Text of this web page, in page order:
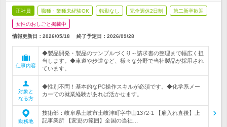
正社員 職種・業種未経験OK 転勤なし 完全週休2日制 第二新卒歓迎
女性のおしごと掲載中
情報更新日：2026/05/18 終了予定日： 2026/09/28
仕事内容
◆製品開発・製品のサンプルづくり～請求書の整理まで幅広く担
当します。◆車道や歩道など、様々な分野で当社製品が採用され
ています。
対象と
なる方
◆性別不問！基本的なPC操作スキルが必須です。◆化学系メー
カーでの就業経験があれば活かせます。
勤務地
技術部：岐阜県土岐市土岐津町字中山1372-1 【雇入れ直後】上
記事業所 【変更の範囲】全国の当社…